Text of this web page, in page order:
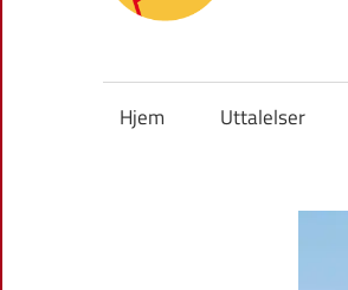
Hjem Uttalelser